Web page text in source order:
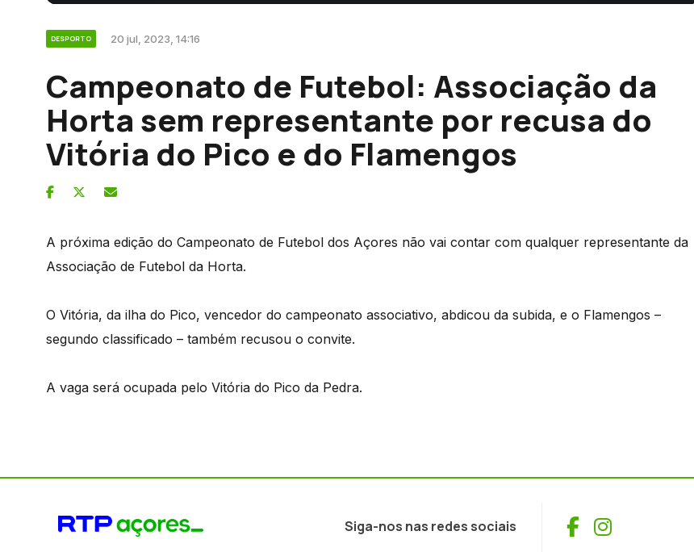
DESPORTO 20 jul, 2023, 14:16
Campeonato de Futebol: Associação da
Horta sem representante por recusa do
Vitória do Pico e do Flamengos
A próxima edição do Campeonato de Futebol dos Açores não vai contar com qualquer representante da
Associação de Futebol da Horta.
O Vitória, da ilha do Pico, vencedor do campeonato associativo, abdicou da subida, e o Flamengos –
segundo classificado – também recusou o convite.
A vaga será ocupada pelo Vitória do Pico da Pedra.
Siga-nos nas redes sociais Facebook
Instagram